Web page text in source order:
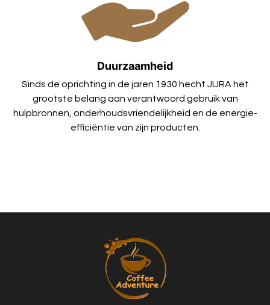
Duurzaamheid
Sinds de oprichting in de jaren 1930 hecht JURA het
grootste belang aan verantwoord gebruik van
hulpbronnen, onderhoudsvriendelijkheid en de energie-
efficiëntie van zijn producten.